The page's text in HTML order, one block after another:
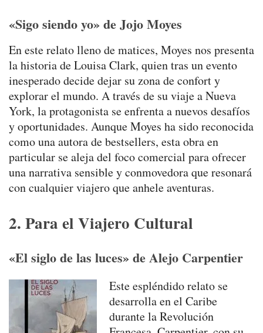
«Sigo siendo yo» de Jojo Moyes
En este relato lleno de matices, Moyes nos presenta
la historia de Louisa Clark, quien tras un evento
inesperado decide dejar su zona de confort y
explorar el mundo. A través de su viaje a Nueva
York, la protagonista se enfrenta a nuevos desafíos
y oportunidades. Aunque Moyes ha sido reconocida
como una autora de bestsellers, esta obra en
particular se aleja del foco comercial para ofrecer
una narrativa sensible y conmovedora que resonará
con cualquier viajero que anhele aventuras.
2. Para el Viajero Cultural
«El siglo de las luces» de Alejo Carpentier
Este espléndido relato se
desarrolla en el Caribe
durante la Revolución